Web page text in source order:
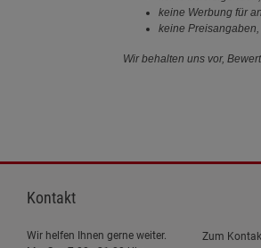
keine Werbung für
keine
Wir behalten uns vor,
Kontakt
Wir helfen Ihnen gerne weiter.
Zum